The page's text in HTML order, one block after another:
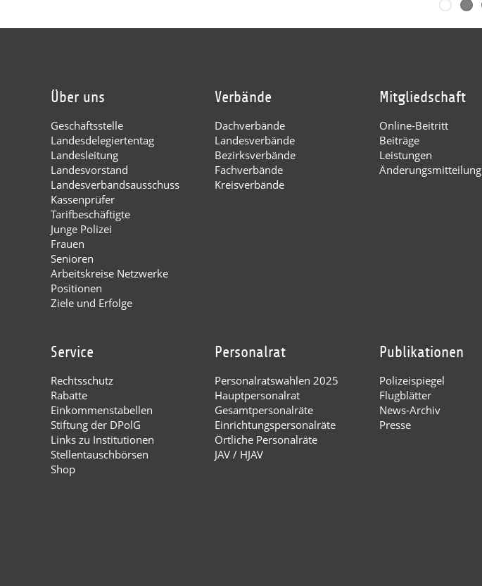
Über uns
Geschäftsstelle
Landesdelegiertentag
Landesleitung
Landesvorstand
Landesverbandsausschuss
Kassenprüfer
Tarifbeschäftigte
Junge Polizei
Frauen
Senioren
Arbeitskreise Netzwerke
Positionen
Ziele und Erfolge
Verbände
Dachverbände
Landesverbände
Bezirksverbände
Fachverbände
Kreisverbände
Mitgliedschaft
Online-Beitritt
Beiträge
Leistungen
Änderungsmitteilung
Service
Rechtsschutz
Rabatte
Einkommenstabellen
Stiftung der DPolG
Links zu Institutionen
Stellentauschbörsen
Shop
Personalrat
Personalratswahlen 2025
Hauptpersonalrat
Gesamtpersonalräte
Einrichtungspersonalräte
Örtliche Personalräte
JAV / HJAV
Publikationen
Polizeispiegel
Flugblätter
News-Archiv
Presse